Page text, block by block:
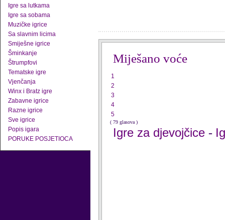
Igre sa lutkama
Igre sa sobama
Muzičke igrice
Sa slavnim licima
Smiješne igrice
Šminkanje
Štrumpfovi
Tematske igre
Vjenčanja
Winx i Bratz igre
Zabavne igrice
Razne igrice
Sve igrice
Popis igara
PORUKE POSJETIOCA
Miješano voće
1
2
3
4
5
( 79 glasova )
Igre za djevojčice -